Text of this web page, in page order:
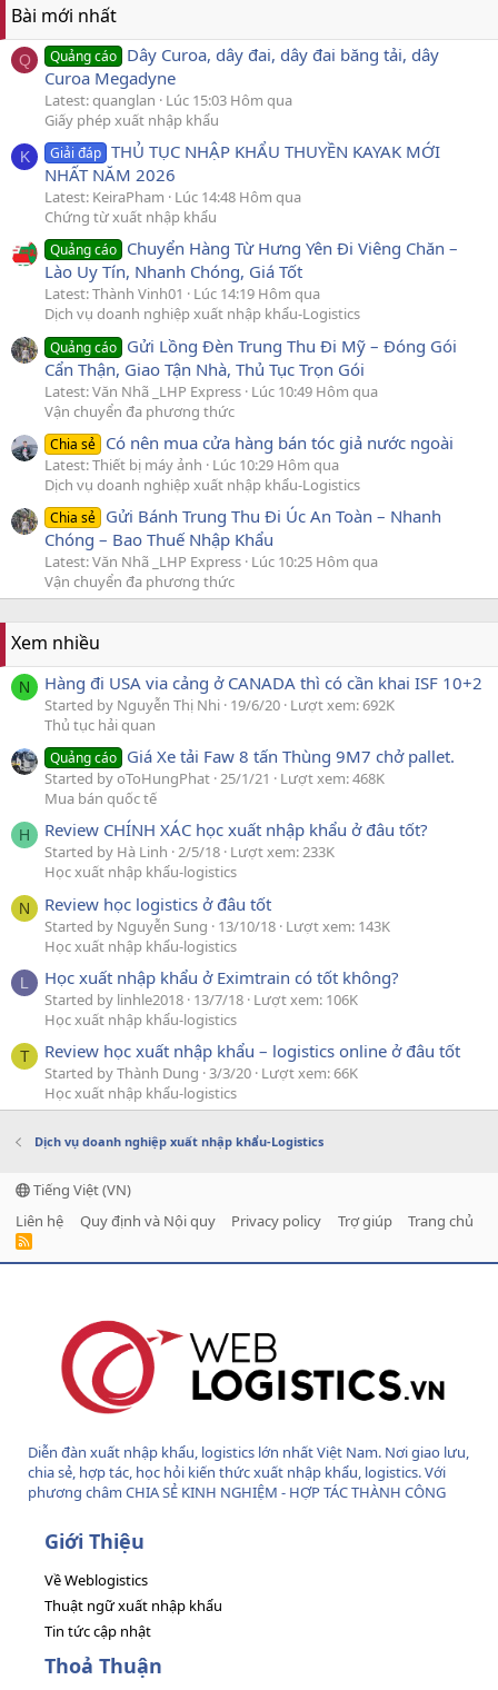
Bài mới nhất
Q Quảng cáo Dây Curoa, dây đai, dây đai băng tải, dây
Curoa Megadyne
Latest: quanglan
Lúc 15:03 Hôm qua
Giấy phép xuất nhập khẩu
K Giải đáp THỦ TỤC NHẬP KHẨU THUYỀN KAYAK MỚI
NHẤT NĂM 2026
Latest: KeiraPham
Lúc 14:48 Hôm qua
Chứng từ xuất nhập khẩu
Quảng cáo Chuyển Hàng Từ Hưng Yên Đi Viêng Chăn –
Lào Uy Tín, Nhanh Chóng, Giá Tốt
Latest: Thành Vinh01
Lúc 14:19 Hôm qua
Dịch vụ doanh nghiệp xuất nhập khẩu-Logistics
Quảng cáo Gửi Lồng Đèn Trung Thu Đi Mỹ – Đóng Gói
Cẩn Thận, Giao Tận Nhà, Thủ Tục Trọn Gói
Latest: Văn Nhã _LHP Express Lúc 10:49 Hôm qua
Vận chuyển đa phương thức
Chia sẻ Có nên mua cửa hàng bán tóc giả nước ngoài
Latest: Thiết bị máy ảnh
Lúc 10:29 Hôm qua
Dịch vụ doanh nghiệp xuất nhập khẩu-Logistics
Chia sẻ Gửi Bánh Trung Thu Đi Úc An Toàn – Nhanh
Chóng – Bao Thuế Nhập Khẩu
Latest: Văn Nhã _LHP Express Lúc 10:25 Hôm qua
Vận chuyển đa phương thức
Xem nhiều
N Hàng đi USA via cảng ở CANADA thì có cần khai ISF 10+2
Started by Nguyễn Thị Nhi 19/6/20 Lượt xem: 692K
Thủ tục hải quan
Quảng cáo Giá Xe tải Faw 8 tấn Thùng 9M7 chở pallet.
Started by oToHungPhat 25/1/21
Lượt xem: 468K
Mua bán quốc tế
H Review CHÍNH XÁC học xuất nhập khẩu ở đâu tốt?
Started by Hà Linh 2/5/18 Lượt xem: 233K
Học xuất nhập khẩu-logistics
N Review học logistics ở đâu tốt
Started by Nguyễn Sung 13/10/18 Lượt xem: 143K
Học xuất nhập khẩu-logistics
L Học xuất nhập khẩu ở Eximtrain có tốt không?
Started by linhle2018 13/7/18 Lượt xem: 106K
Học xuất nhập khẩu-logistics
T Review học xuất nhập khẩu – logistics online ở đâu tốt
Started by Thành Dung 3/3/20 Lượt xem: 66K
Học xuất nhập khẩu-logistics
Dịch vụ doanh nghiệp xuất nhập khẩu-Logistics
Tiếng Việt (VN)
Liên hệ
Quy định và Nội quy Privacy policy Trợ giúp Trang chủ
R
Diễn đàn xuất nhập khẩu, logistics lớn nhất Việt Nam. Nơi giao lưu,
chia sẻ, hợp tác, học hỏi kiến thức xuất nhập khẩu, logistics. Với
phương châm CHIA SẺ KINH NGHIỆM - HỢP TÁC THÀNH CÔNG
Giới Thiệu
Về Weblogistics
Thuật ngữ xuất nhập khẩu
Tin tức cập nhật
Thoả Thuận